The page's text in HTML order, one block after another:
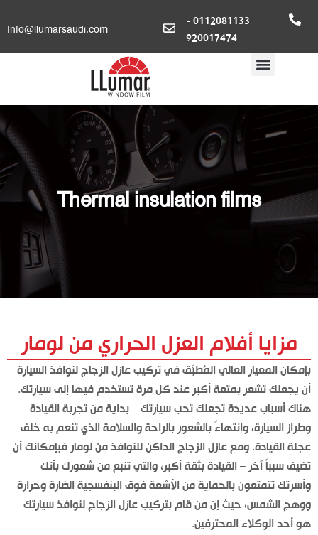
0112081133 -
920017474
Info@llumarsaudi.com
Thermal insulation films
مزايا أفلام العزل الحراري من لومار
بإمكان المعيار العالي المُطبَّق في تركيب عازل الزجاج لنوافذ السيارة
أن يجعلك تشعر بمتعة أكبر عند كل مرة تستخدم فيها إلى سيارتك.
هناك أسباب عديدة تجعلك تحب سيارتك – بداية من تجربة القيادة
وطراز السيارة، وانتهاءً بالشعور بالراحة والسلامة الذي تنعم به خلف
عجلة القيادة. ومع عازل الزجاج الداكن للنوافذ من لومار فبإمكانك أن
تضيف سبباً آخَر – القيادة بثقة أكبر، والتي تنبع من شعورك بأنك
وأسرتك تتمتعون بالحماية من الأشعة فوق البنفسجية الضارة وحرارة
ووهج الشمس، حيث إن من قام بتركيب عازل الزجاج لنوافذ سيارتك
هو أحد الوكلاء المحترفين.